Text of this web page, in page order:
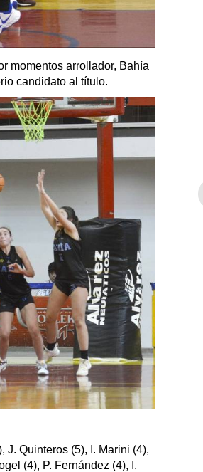
momentos arrollador, Bahía
candidato al título.
J. Quinteros (5), I. Marini (4),
(4), P. Fernández (4), I.